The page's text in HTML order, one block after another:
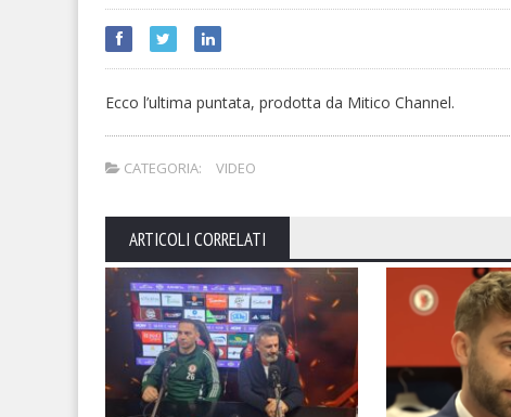
Ecco l’ultima puntata, prodotta da Mitico Channel.
CATEGORIA: VIDEO
ARTICOLI CORRELATI